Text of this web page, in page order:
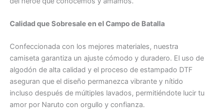
Calidad que Sobresale en el Campo de Batalla
Confeccionada con los mejores materiales, nuestra
camiseta garantiza un ajuste cómodo y duradero. El uso de
algodón de alta calidad y el proceso de estampado DTF
aseguran que el diseño permanezca vibrante y nítido
incluso después de múltiples lavados, permitiéndote lucir tu
amor por Naruto con orgullo y confianza.